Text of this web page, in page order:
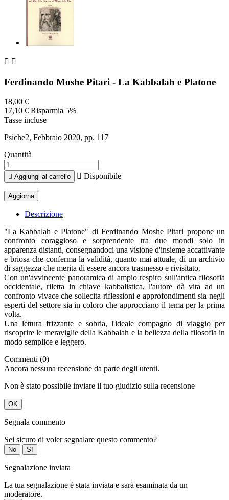
 
Ferdinando Moshe Pitari - La Kabbalah e Platone
18,00 €
17,10 € Risparmia 5%
Tasse incluse
Psiche2, Febbraio 2020, pp. 117
Quantità
 Aggiungi al carrello  Disponibile
Descrizione
"La Kabbalah e Platone" di Ferdinando Moshe Pitari propone un
confronto coraggioso e sorprendente tra due mondi solo in
apparenza distanti, consegnandoci una visione d'insieme accattivante
e briosa che conferma la validità, quanto mai attuale, di un archivio
di saggezza che merita di essere ancora trasmesso e rivisitato.
Con un'avvincente panoramica di ampio respiro sull'antica filosofia
occidentale, riletta in chiave kabbalistica, l'autore dà vita ad un
confronto vivace che sollecita riflessioni e approfondimenti sia negli
esperti del settore sia in coloro che approcciano il tema per la prima
volta.
Una lettura frizzante e sobria, l'ideale compagno di viaggio per
riscoprire le meraviglie della Kabbalah e la bellezza della filosofia in
modo semplice e leggero.
Commenti (0)
Ancora nessuna recensione da parte degli utenti.
Non è stato possibile inviare il tuo giudizio sulla recensione
OK
Segnala commento
Sei sicuro di voler segnalare questo commento?
No Sì
Segnalazione inviata
La tua segnalazione è stata inviata e sarà esaminata da un
moderatore.